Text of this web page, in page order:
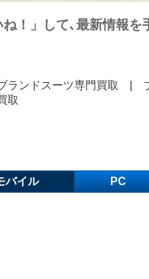
！」して､最新情報を
ランドスーツ専門買取
取
バイル PC